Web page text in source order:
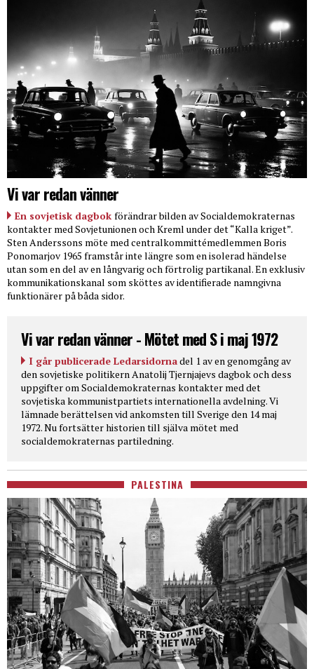
Vi var redan vänner
En sovjetisk dagbok förändrar bilden av Socialdemokraternas
kontakter med Sovjetunionen och Kreml under det “Kalla kriget”.
Sten Anderssons möte med centralkommittémedlemmen Boris
Ponomarjov 1965 framstår inte längre som en isolerad händelse
utan som en del av en långvarig och förtrolig partikanal. En exklusiv
kommunikationskanal som sköttes av identifierade namngivna
funktionärer på båda sidor.
Vi var redan vänner - Mötet med S i maj 1972
I går publicerade Ledarsidornadel 1 av en genomgång av
den sovjetiske politikern Anatolij Tjernjajevs dagbok och dess
uppgifter om Socialdemokraternas kontakter med det
sovjetiska kommunistpartiets internationella avdelning. Vi
lämnade berättelsen vid ankomsten till Sverige den 14 maj
1972. Nu fortsätter historien till själva mötet med
socialdemokraternas partiledning.
PALESTINA